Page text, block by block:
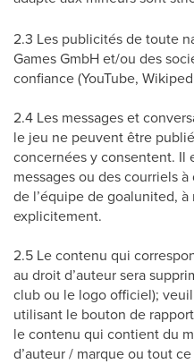
2.3 Les publicités de toute
Games GmbH et/ou des
confiance (YouTube,
2.4 Les messages et
le jeu ne peuvent être
concernées y consentent. Il
messages ou des courriels
de l’équipe de goalunited, à
explicitement.
2.5 Le contenu qui
au droit d’auteur sera
club ou le logo officiel);
utilisant le bouton de
le contenu qui contient du
d’auteur / marque ou tout